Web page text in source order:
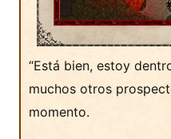
“Está bien, estoy
muchos otros
momento.